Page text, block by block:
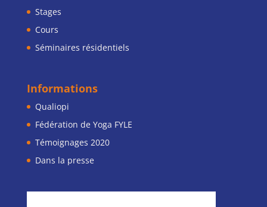
Stages
Cours
Séminaires résidentiels
Informations
Qualiopi
Fédération de Yoga FYLE
Témoignages 2020
Dans la presse